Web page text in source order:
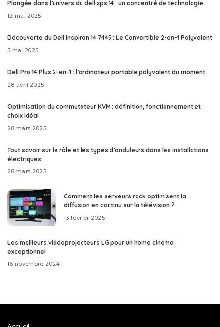
Plongée dans l’univers du dell xps 14 : un concentré de technologie
12 mai 2025
Découverte du Dell Inspiron 14 7445 : Le Convertible 2-en-1 Polyvalent
5 mai 2025
Dell Pro 14 Plus 2-en-1 : l’ordinateur portable polyvalent du moment
28 avril 2025
Optimisation du commutateur KVM : définition, fonctionnement et
choix idéal
28 mars 2025
Tout savoir sur le rôle et les types d’onduleurs dans les installations
électriques
26 mars 2025
Comment les serveurs rack optimisent la
diffusion en continu sur la télévision ?
13 février 2025
Les meilleurs vidéoprojecteurs LG pour un home cinema
exceptionnel
16 novembre 2024